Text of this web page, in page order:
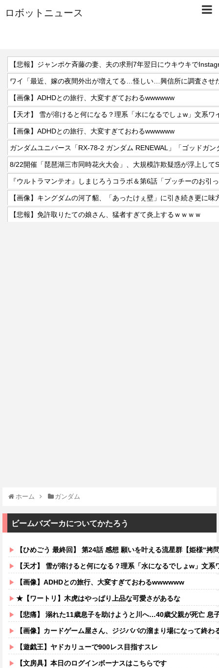
ロボットニュース
【悲報】ジャンポケ斉藤の妻、夫の求刑7年翌日にウキウキで
【画像】ADHDとの旅行、大変すぎておわるwwwwww
【画像】ADHDとの旅行、大変すぎておわるwwwwww
8/22開催「琵琶湖三市同時花火大会」、大規模詐欺疑惑が浮上して
『ウルトラマンテオ』しまじろうコラボ＆第6話「プッチーのお引
【悲報】免許取りたての娘さん、猛者すぎて炎上するｗｗｗｗ
ホーム ガンダム
ビームバズーカについてかたろう
【ひめごう 最終回】 第24話 感想 願いを叶える流星群【姫様“拷
【天才】 雪が溶けると何になる？理系「水になるでしょw」文系
【画像】ADHDとの旅行、大変すぎておわるwwwwww
★【ワートリ】木虎はやっぱり上品な可愛さがあるな
【悲痛】 溺れた11歳息子を助けようと川へ…40歳父親が死亡 息
【画像】カードゲーム屋さん、ジジババの溜まり場になって終
【遊戯王】ヤドカリューで900レス目指すスレ
【文房具】本日のログインボーナスはこちらです